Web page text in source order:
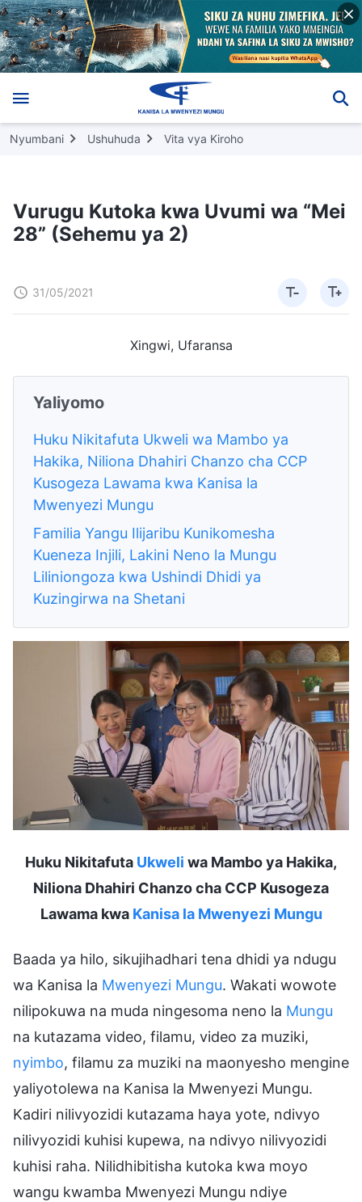
Nyumbani Ushuhuda Vita vya Kiroho
Vurugu Kutoka kwa Uvumi wa “Mei
28” (Sehemu ya 2)
31/05/2021
Xingwi, Ufaransa
Yaliyomo
Huku Nikitafuta Ukweli wa Mambo ya
Hakika, Niliona Dhahiri Chanzo cha CCP
Kusogeza Lawama kwa Kanisa la
Mwenyezi Mungu
Familia Yangu Ilijaribu Kunikomesha
Kueneza Injili, Lakini Neno la Mungu
Liliniongoza kwa Ushindi Dhidi ya
Kuzingirwa na Shetani
Huku Nikitafuta Ukweli wa Mambo ya Hakika,
Niliona Dhahiri Chanzo cha CCP Kusogeza
Lawama kwa Kanisa la Mwenyezi Mungu
Baada ya hilo, sikujihadhari tena dhidi ya ndugu
wa Kanisa la Mwenyezi Mungu. Wakati wowote
nilipokuwa na muda ningesoma neno la Mungu
na kutazama video, filamu, video za muziki,
nyimbo, filamu za muziki na maonyesho mengine
yaliyotolewa na Kanisa la Mwenyezi Mungu.
Kadiri nilivyozidi kutazama haya yote, ndivyo
nilivyozidi kuhisi kupewa, na ndivyo nilivyozidi
kuhisi raha. Nilidhibitisha kutoka kwa moyo
wangu kwamba Mwenyezi Mungu ndiye